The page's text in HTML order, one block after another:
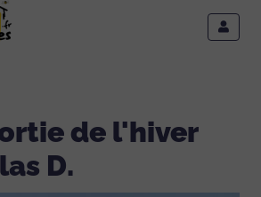
de l'hiver
D.